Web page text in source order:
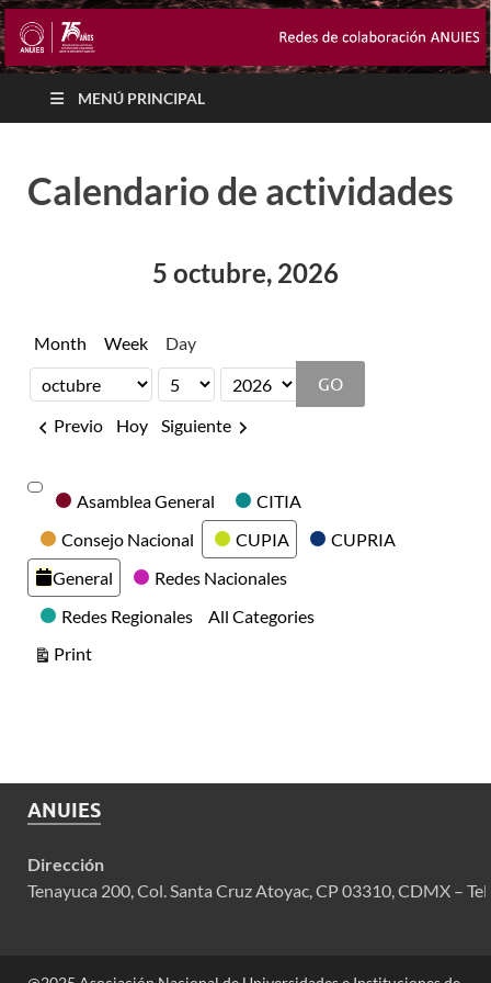
MENÚ PRINCIPAL
Calendario de actividades
5 octubre, 2026
Month Week Day
Month
Day
Year
Previo
Hoy Siguiente
CategoriesAsamblea General
CITIA
Consejo Nacional
CUPIA
CUPRIA
General
Redes Nacionales
Redes Regionales
All Categories
PrintView
ANUIES
Dirección
Tenayuca 200, Col. Santa Cruz Atoyac, CP 03310, CDMX –